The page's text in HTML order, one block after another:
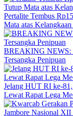
‎Pertalite Tembus
Mata atas
BREAKING NEWS:
Tersangka Penipuan
‎Jelang HUT RI ke-
Lewat Rapat Lega